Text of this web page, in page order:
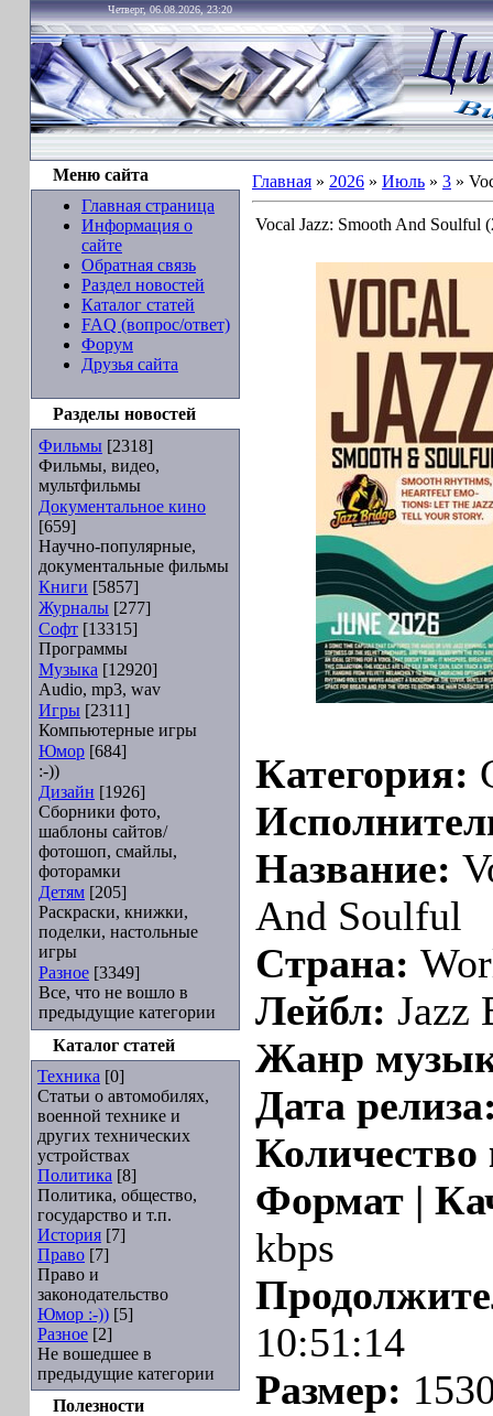
Четверг, 06.08.2026, 23:20
Меню сайта
Главная страница
Информация о
сайте
Обратная связь
Раздел новостей
Каталог статей
FAQ (вопрос/ответ)
Форум
Друзья сайта
Разделы новостей
Фильмы [2318]
Фильмы, видео,
мультфильмы
Документальное кино
[659]
Научно-популярные,
документальные фильмы
Книги [5857]
Журналы [277]
Софт [13315]
Программы
Музыка [12920]
Audio, mp3, wav
Игры [2311]
Компьютерные игры
Юмор [684]
:-))
Дизайн [1926]
Сборники фото,
шаблоны сайтов/
фотошоп, смайлы,
фоторамки
Детям [205]
Раскраски, книжки,
поделки, настольные
игры
Разное [3349]
Все, что не вошло в
предыдущие категории
Каталог статей
Техника [0]
Статьи о автомобилях,
военной технике и
других технических
устройствах
Политика [8]
Политика, общество,
государство и т.п.
История [7]
Право [7]
Право и
законодательство
Юмор :-)) [5]
Разное [2]
Не вошедшее в
предыдущие категории
Полезности
Главная » 2026 » Июль » 3 »
Vocal Jazz: Smooth And Soulful
Категория:
Название:
And Soulful
Страна:
Лейбл: Jazz
Жанр
Дата
Формат |
kbps
10:51:14
Размер: